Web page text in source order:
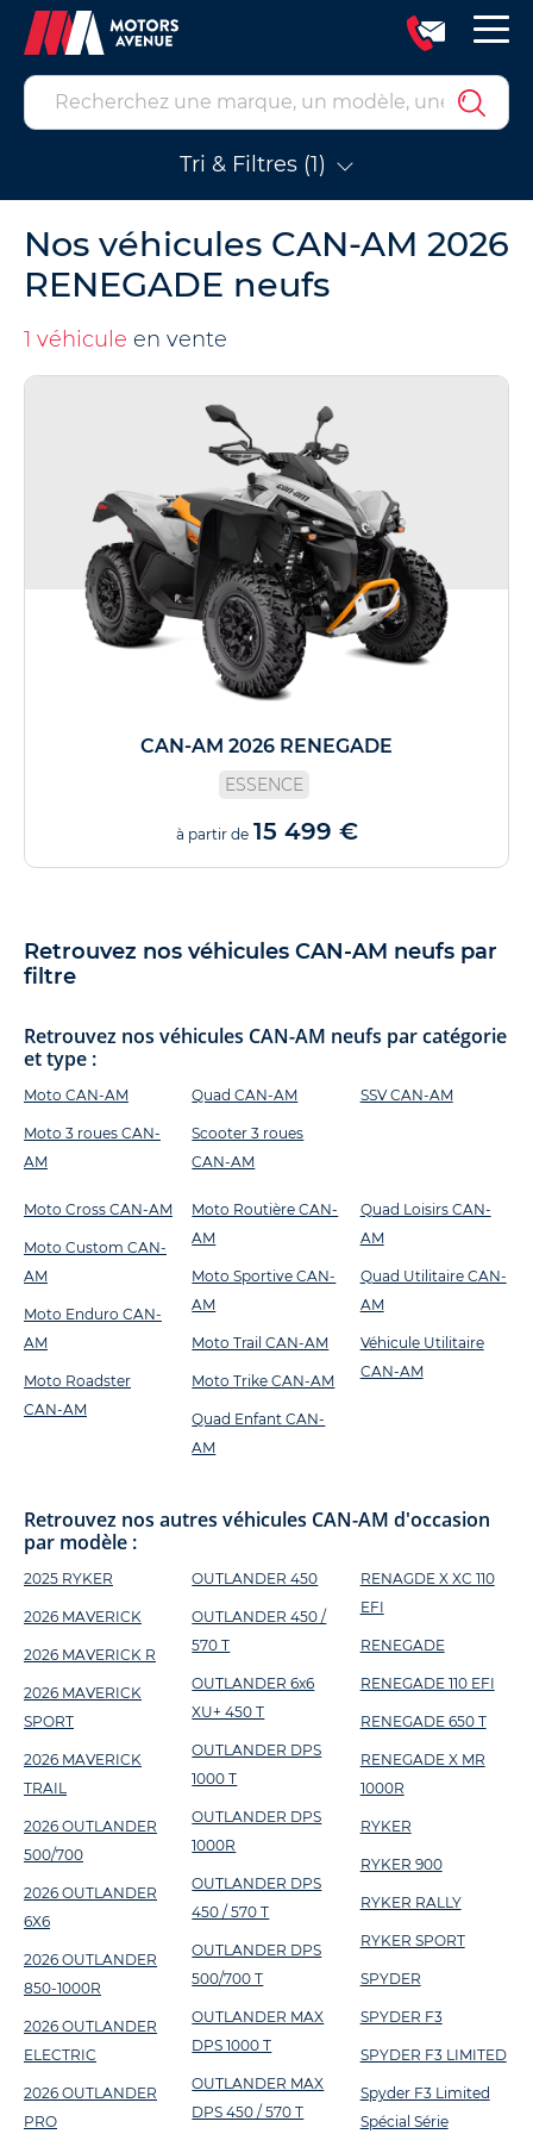
Tri & Filtres (1)
Nos véhicules CAN-AM 2026
RENEGADE neufs
1 véhicule en vente
CAN-AM 2026 RENEGADE
ESSENCE
à partir de 15 499 €
Retrouvez nos véhicules CAN-AM neufs par
filtre
Retrouvez nos véhicules CAN-AM neufs par catégorie
et type :
Moto CAN-AM
Moto 3 roues CAN-
AM
Quad CAN-AM
Scooter 3 roues
CAN-AM
SSV CAN-AM
Moto Cross CAN-AM
Moto Custom CAN-
AM
Moto Enduro CAN-
AM
Moto Roadster
CAN-AM
Moto Routière CAN-
AM
Moto Sportive CAN-
AM
Moto Trail CAN-AM
Moto Trike CAN-AM
Quad Enfant CAN-
AM
Quad Loisirs CAN-
AM
Quad Utilitaire CAN-
AM
Véhicule Utilitaire
CAN-AM
Retrouvez nos autres véhicules CAN-AM d'occasion
par modèle :
2025 RYKER
2026 MAVERICK
2026 MAVERICK R
2026 MAVERICK
SPORT
2026 MAVERICK
TRAIL
2026 OUTLANDER
500/700
2026 OUTLANDER
6X6
2026 OUTLANDER
850-1000R
2026 OUTLANDER
ELECTRIC
2026 OUTLANDER
PRO
OUTLANDER 450
OUTLANDER 450 /
570 T
OUTLANDER 6x6
XU+ 450 T
OUTLANDER DPS
1000 T
OUTLANDER DPS
1000R
OUTLANDER DPS
450 / 570 T
OUTLANDER DPS
500/700 T
OUTLANDER MAX
DPS 1000 T
OUTLANDER MAX
DPS 450 / 570 T
RENAGDE X XC 110
EFI
RENEGADE
RENEGADE 110 EFI
RENEGADE 650 T
RENEGADE X MR
1000R
RYKER
RYKER 900
RYKER RALLY
RYKER SPORT
SPYDER
SPYDER F3
SPYDER F3 LIMITED
Spyder F3 Limited
Spécial Série